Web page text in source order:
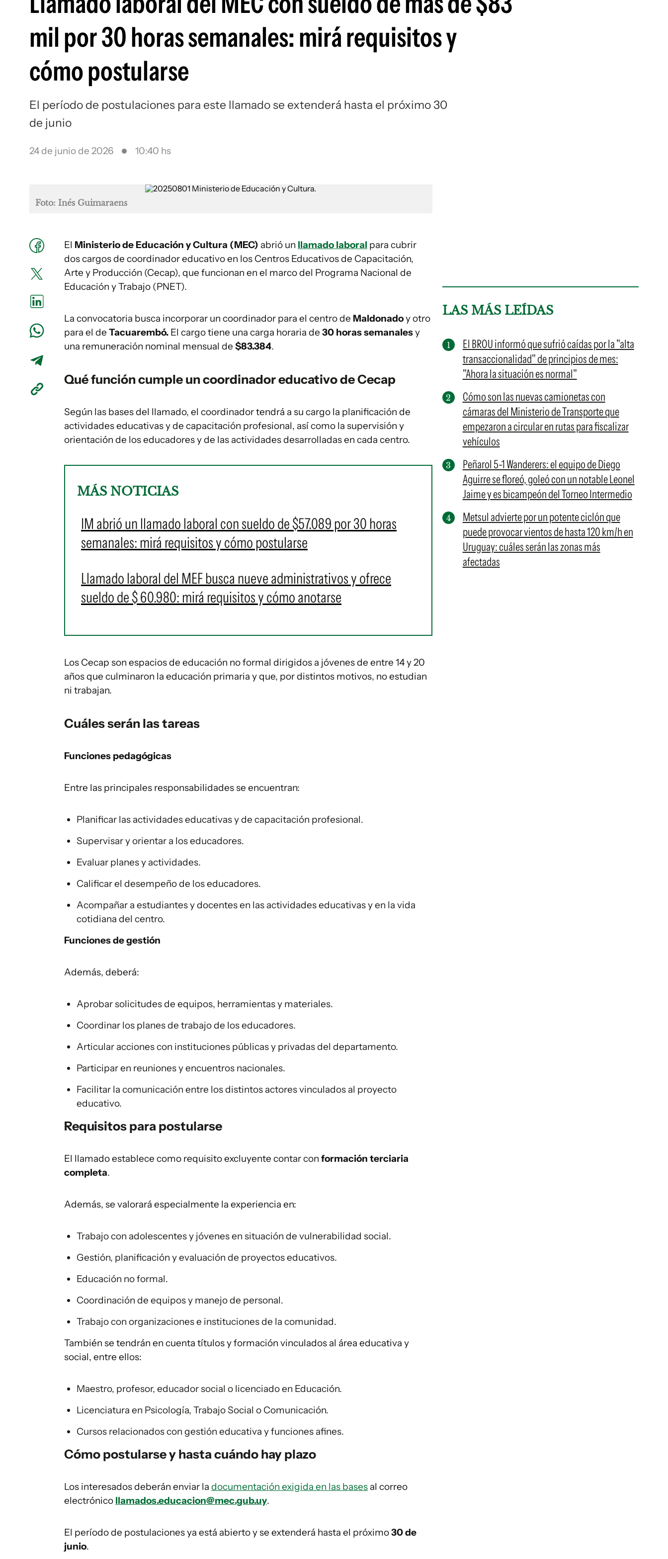
mil por 30 horas semanales: mirá requisitos y
cómo postularse
El período de postulaciones para este llamado se extenderá hasta el próximo 30
de junio
24 de junio de 2026 10:40 hs
Foto: Inés Guimaraens
El Ministerio de Educación y Cultura (MEC) abrió un llamado laboral para cubrir
dos cargos de coordinador educativo en los Centros Educativos de Capacitación,
Arte y Producción (Cecap), que funcionan en el marco del Programa Nacional de
Educación y Trabajo (PNET).
La convocatoria busca incorporar un coordinador para el centro de Maldonadoy otro
para el de Tacuarembó. El cargo tiene una carga horaria de 30 horas semanalesy
una remuneración nominal mensual de $83.384.
Qué función cumple un coordinador educativo de Cecap
Según las bases del llamado, el coordinador tendrá a su cargo la planificación de
actividades educativas y de capacitación profesional, así como la supervisión y
orientación de los educadores y de las actividades desarrolladas en cada centro.
MÁS NOTICIAS
IM abrió un llamado laboral con sueldo de $57.089 por 30 horas
semanales: mirá requisitos y cómo postularse
Llamado laboral del MEF busca nueve administrativos y ofrece
sueldo de $ 60.980: mirá requisitos y cómo anotarse
Los Cecap son espacios de educación no formal dirigidos a jóvenes de entre 14 y 20
años que culminaron la educación primaria y que, por distintos motivos, no estudian
ni trabajan.
Cuáles serán las tareas
Funciones pedagógicas
Entre las principales responsabilidades se encuentran:
Planificar las actividades educativas y de capacitación profesional.
Supervisar y orientar a los educadores.
Evaluar planes y actividades.
Calificar el desempeño de los educadores.
Acompañar a estudiantes y docentes en las actividades educativas y en la vida
cotidiana del centro.
Funciones de gestión
Además, deberá:
Aprobar solicitudes de equipos, herramientas y materiales.
Coordinar los planes de trabajo de los educadores.
Articular acciones con instituciones públicas y privadas del departamento.
Participar en reuniones y encuentros nacionales.
Facilitar la comunicación entre los distintos actores vinculados al proyecto
educativo.
Requisitos para postularse
El llamado establece como requisito excluyente contar con formación terciaria
completa.
Además, se valorará especialmente la experiencia en:
Trabajo con adolescentes y jóvenes en situación de vulnerabilidad social.
Gestión, planificación y evaluación de proyectos educativos.
Educación no formal.
Coordinación de equipos y manejo de personal.
Trabajo con organizaciones e instituciones de la comunidad.
También se tendrán en cuenta títulos y formación vinculados al área educativa y
social, entre ellos:
Maestro, profesor, educador social o licenciado en Educación.
Licenciatura en Psicología, Trabajo Social o Comunicación.
Cursos relacionados con gestión educativa y funciones afines.
Cómo postularse y hasta cuándo hay plazo
Los interesados deberán enviar la documentación exigida en las bases al correo
electrónico llamados.educacion@mec.gub.uy.
El período de postulaciones ya está abierto y se extenderá hasta el próximo30 de
junio.
LAS MÁS LEÍDAS
El BROU informó que sufrió caídas por la "alta
transaccionalidad" de principios de mes:
"Ahora la situación es normal"
Cómo son las nuevas camionetas con
cámaras del Ministerio de Transporte que
empezaron a circular en rutas para fiscalizar
vehículos
Peñarol 5-1 Wanderers: el equipo de Diego
Aguirre se floreó, goleó con un notable Leonel
Jaime y es bicampeón del Torneo Intermedio
Metsul advierte por un potente ciclón que
puede provocar vientos de hasta 120 km/h en
Uruguay: cuáles serán las zonas más
afectadas